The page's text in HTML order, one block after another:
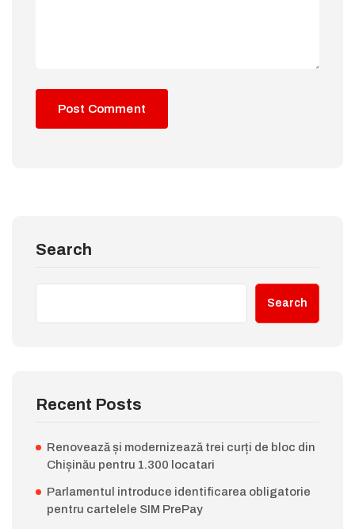
Search
Search
Recent Posts
Renovează și modernizează trei curți de bloc din
Chișinău pentru 1.300 locatari
Parlamentul introduce identificarea obligatorie
pentru cartelele SIM PrePay